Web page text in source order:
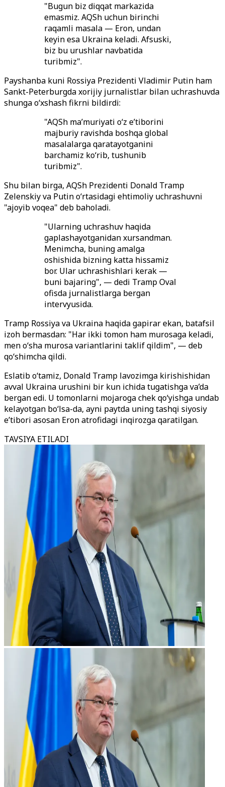
"Bugun biz diqqat markazida
emasmiz. AQSh uchun birinchi
raqamli masala — Eron, undan
keyin esa Ukraina keladi. Afsuski,
biz bu urushlar navbatida
turibmiz".
Payshanba kuni Rossiya Prezidenti Vladimir Putin ham
Sankt-Peterburgda xorijiy jurnalistlar bilan uchrashuvda
shunga o‘xshash fikrni bildirdi:
"AQSh ma’muriyati o‘z e’tiborini
majburiy ravishda boshqa global
masalalarga qaratayotganini
barchamiz ko‘rib, tushunib
turibmiz".
Shu bilan birga, AQSh Prezidenti Donald Tramp
Zelenskiy va Putin o‘rtasidagi ehtimoliy uchrashuvni
"ajoyib voqea" deb baholadi.
"Ularning uchrashuv haqida
gaplashayotganidan xursandman.
Menimcha, buning amalga
oshishida bizning katta hissamiz
bor. Ular uchrashishlari kerak —
buni bajaring", — dedi Tramp Oval
ofisda jurnalistlarga bergan
intervyusida.
Tramp Rossiya va Ukraina haqida gapirar ekan, batafsil
izoh bermasdan: "Har ikki tomon ham murosaga keladi,
men o‘sha murosa variantlarini taklif qildim", — deb
qo‘shimcha qildi.
Eslatib o‘tamiz, Donald Tramp lavozimga kirishishidan
avval Ukraina urushini bir kun ichida tugatishga va’da
bergan edi. U tomonlarni mojaroga chek qo‘yishga undab
kelayotgan bo‘lsa-da, ayni paytda uning tashqi siyosiy
e’tibori asosan Eron atrofidagi inqirozga qaratilgan.
TAVSIYA ETILADI